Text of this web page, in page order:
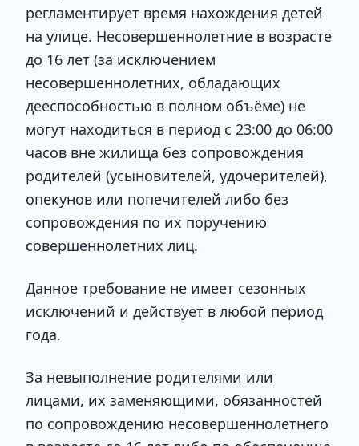
регламентирует время нахождения детей
на улице. Несовершеннолетние в возрасте
до 16 лет (за исключением
несовершеннолетних, обладающих
дееспособностью в полном объёме) не
могут находиться в период с 23:00 до 06:00
часов вне жилища без сопровождения
родителей (усыновителей, удочерителей),
опекунов или попечителей либо без
сопровождения по их поручению
совершеннолетних лиц.
Данное требование не имеет сезонных
исключений и действует в любой период
года.
За невыполнение родителями или
лицами, их заменяющими, обязанностей
по сопровождению несовершеннолетнего